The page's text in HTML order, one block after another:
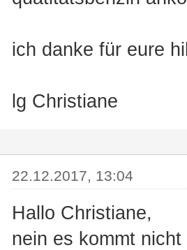
ich danke für eure
lg Christiane
22.12.2017, 13:04
Hallo Christiane,
nein es kommt